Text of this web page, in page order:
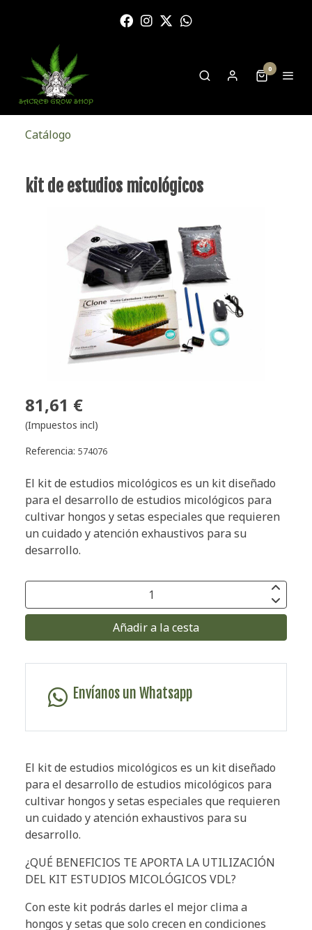
0
Catálogo
kit de estudios micológicos
81,61 €
(Impuestos incl)
Referencia: 574076
El kit de estudios micológicos es un kit diseñado
para el desarrollo de estudios micológicos para
cultivar hongos y setas especiales que requieren
un cuidado y atención exhaustivos para su
desarrollo.
Añadir a la cesta
Envíanos un Whatsapp
El kit de estudios micológicos es un kit diseñado
para el desarrollo de estudios micológicos para
cultivar hongos y setas especiales que requieren
un cuidado y atención exhaustivos para su
desarrollo.
¿QUÉ BENEFICIOS TE APORTA LA UTILIZACIÓN
DEL KIT ESTUDIOS MICOLÓGICOS VDL?
Con este kit podrás darles el mejor clima a
hongos y setas que solo crecen en condiciones